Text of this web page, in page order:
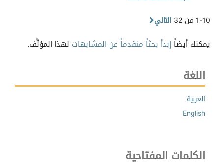
1-10 من 32
التالي
يمكنك أيضاًإبدأ بحثاً متقدماً عن المشابهات لهذا المؤلَّف.
اللغة
العربية
English
الكلمات المفتاحية